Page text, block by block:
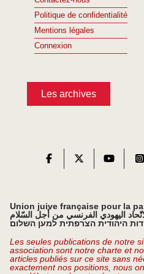
Politique de confidentialité
Mentions légales
Connexion
Les archives
Union juive française pour la
اليهودي الفرنسي من أجل السّلام
היהודית הצרפתית למען השלום
Les seules publications de notre
association sont notre charte et
articles publiés sur ce site sans
exactement nos positions, nous